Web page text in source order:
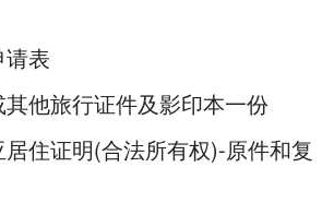
请表
他旅行证件及影印本一份
住证明(合法所有权)-原件和复